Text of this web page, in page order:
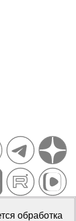
обработка